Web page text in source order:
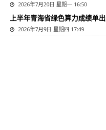
2026年7月20日 星期一 16:50
上半年青海省绿色算力成绩单
2026年7月9日 星期四 17:49